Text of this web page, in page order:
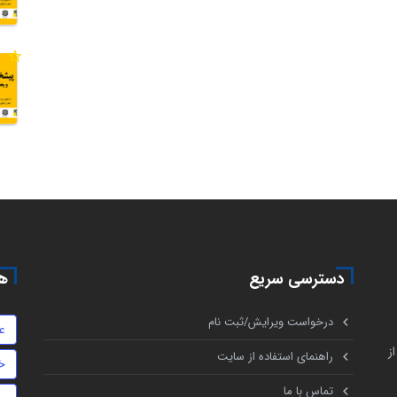
دسترسی سریع
درخواست ویرایش/ثبت نام
راهنمای استفاده از سایت
تماس با ما